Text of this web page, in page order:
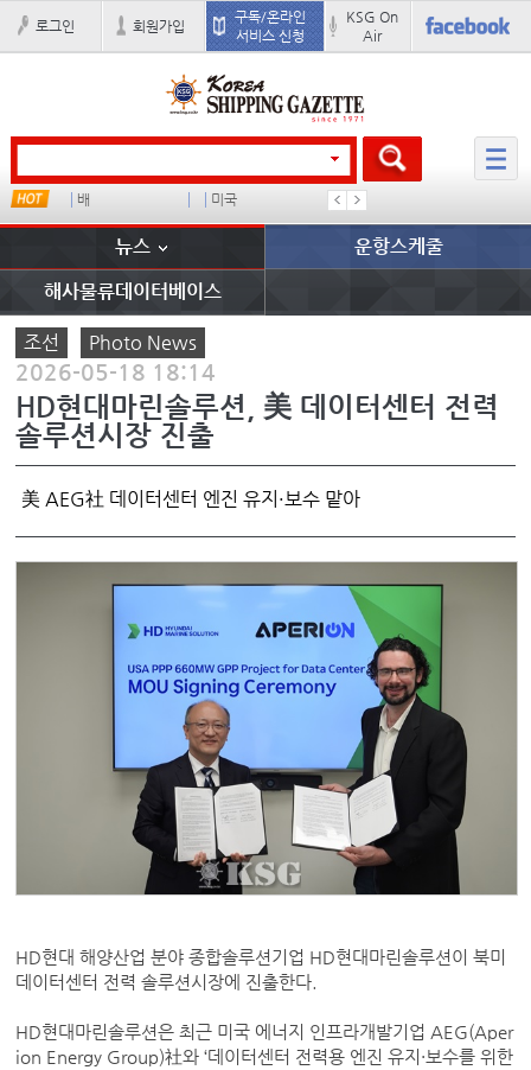
로그인 회원가입
구독/온라인
서비스 신청
KSG On
Air
배 미국 컨테이너 임대사
뉴스 운항스케줄
해사물류데이터베이스
조선 Photo News
2026-05-18 18:14
HD현대마린솔루션, 美 데이터센터 전력
솔루션시장 진출
美 AEG社 데이터센터 엔진 유지·보수 맡아
HD현대 해양산업 분야 종합솔루션기업 HD현대마린솔루션이 북미
데이터센터 전력 솔루션시장에 진출한다.
HD현대마린솔루션은 최근 미국 에너지 인프라개발기업 AEG(Aper
ion Energy Group)社와 ‘데이터센터 전력용 엔진 유지·보수를 위한